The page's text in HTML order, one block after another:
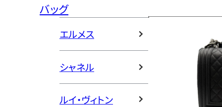
バッグ
エルメス
シャネル
ルイ・ヴィトン